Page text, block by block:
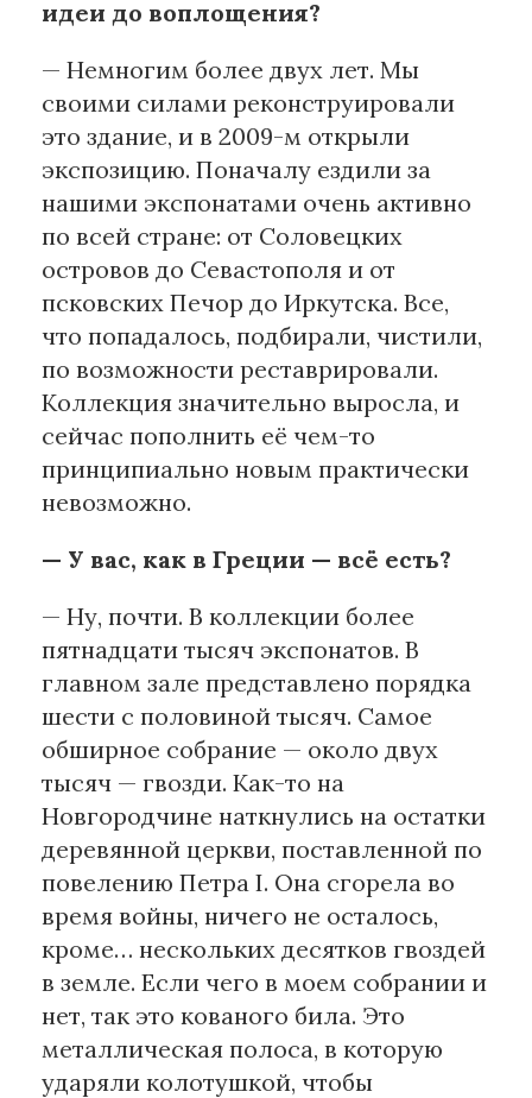
идеи до воплощения?
— Немногим более двух лет. Мы
своими силами реконструировали
это здание, и в 2009-м открыли
экспозицию. Поначалу ездили за
нашими экспонатами очень активно
по всей стране: от Соловецких
островов до Севастополя и от
псковских Печор до Иркутска. Все,
что попадалось, подбирали, чистили,
по возможности реставрировали.
Коллекция значительно выросла, и
сейчас пополнить её чем-то
принципиально новым практически
невозможно.
— У вас, как в Греции — всё есть?
— Ну, почти. В коллекции более
пятнадцати тысяч экспонатов. В
главном зале представлено порядка
шести с половиной тысяч. Самое
обширное собрание — около двух
тысяч — гвозди. Как-то на
Новгородчине наткнулись на остатки
деревянной церкви, поставленной по
повелению Петра I. Она сгорела во
время войны, ничего не осталось,
кроме… нескольких десятков гвоздей
в земле. Если чего в моем собрании и
нет, так это кованого била. Это
металлическая полоса, в которую
ударяли колотушкой, чтобы